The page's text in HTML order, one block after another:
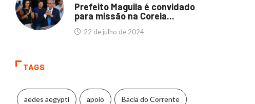
Prefeito Maguila é convidado
para missão na Coreia...
22 de julho de 2024
TAGS
aedes aegypti apoio Bacia do Corrente